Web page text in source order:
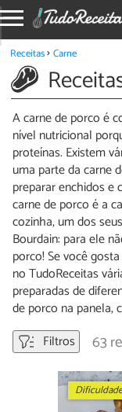
Receitas Carne
A carne de porco é
nível nutricional
proteínas. Existem
uma parte da carne
preparar enchidos e
carne de porco é a
cozinha, um dos
Bourdain: para ele
porco! Se você
no TudoReceitas
preparadas de
de porco na panela,
Filtros
63